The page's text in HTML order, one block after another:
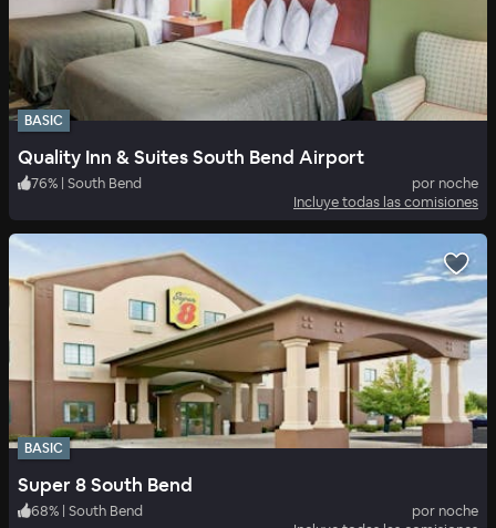
BASIC
Quality Inn & Suites South Bend Airport
76% | South Bend
por noche
Incluye todas las comisiones
BASIC
Super 8 South Bend
68% | South Bend
por noche